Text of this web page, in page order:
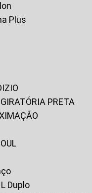
Plus
GIRATÓRIA PRETA
Duplo